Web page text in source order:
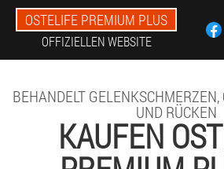
OSTELIFE PREMIUM PLUS
OFFIZIELLEN WEBSITE
BEHANDELT GELENKSCHMERZEN,
UND RÜCKEN
KAUFEN